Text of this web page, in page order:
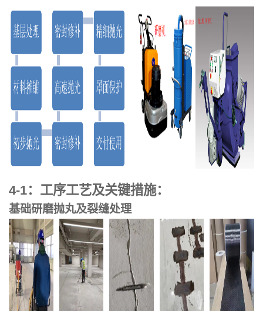
4-1：工序工艺及关键措施：
基础研磨抛丸及裂缝处理